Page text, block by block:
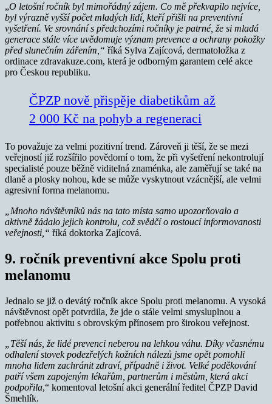
„O letošní ročník byl mimořádný zájem. Co mě překvapilo nejvíce,
byl výrazně vyšší počet mladých lidí, kteří přišli na preventivní
vyšetření. Ve srovnání s předchozími ročníky je patrné, že si mladá
generace stále více uvědomuje význam prevence a ochrany pokožky
před slunečním zářením,“ říká Sylva Zajícová, dermatoložka z
ordinace zdravakuze.com, která je odborným garantem celé akce
pro Českou republiku.
ČPZP nově přispěje diabetikům až
2 000 Kč na pohyb a regeneraci
To považuje za velmi pozitivní trend. Zároveň ji těší, že se mezi
veřejností již rozšířilo povědomí o tom, že při vyšetření nekontrolují
specialisté pouze běžně viditelná znaménka, ale zaměřují se také na
dlaně a plosky nohou, kde se může vyskytnout vzácnější, ale velmi
agresivní forma melanomu.
„Mnoho návštěvníků nás na tato místa samo upozorňovalo a
aktivně žádalo jejich kontrolu, což svědčí o rostoucí informovanosti
veřejnosti,“ říká doktorka Zajícová.
9. ročník preventivní akce Spolu proti
melanomu
Jednalo se již o devátý ročník akce Spolu proti melanomu. A vysoká
návštěvnost opět potvrdila, že jde o stále velmi smysluplnou a
potřebnou aktivitu s obrovským přínosem pro širokou veřejnost.
„Těší nás, že lidé prevenci neberou na lehkou váhu. Díky včasnému
odhalení stovek podezřelých kožních nálezů jsme opět pomohli
mnoha lidem zachránit zdraví, případně i život. Velké poděkování
patří všem zapojeným lékařům, partnerům i městům, která akci
podpořila,“ komentoval letošní akci generální ředitel ČPZP David
Šmehlík.